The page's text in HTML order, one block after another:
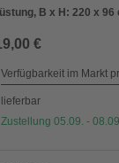
B x H: 220 x 96
€
Verfügbarkeit im Markt
lieferbar
Zustellung 05.09. -